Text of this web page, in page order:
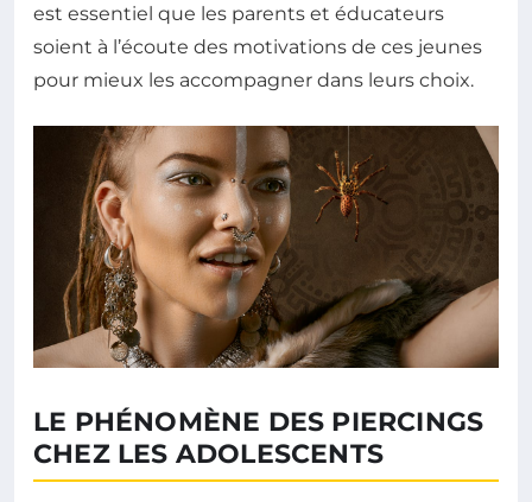
est essentiel que les parents et éducateurs
soient à l’écoute des motivations de ces jeunes
pour mieux les accompagner dans leurs choix.
LE PHÉNOMÈNE DES PIERCINGS
CHEZ LES ADOLESCENTS